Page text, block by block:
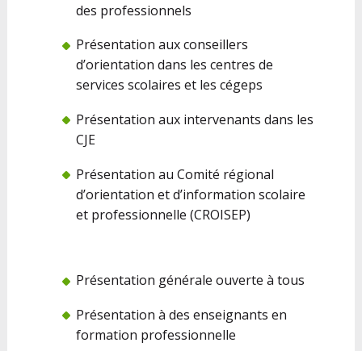
des professionnels
Présentation aux conseillers
d’orientation dans les centres de
services scolaires et les cégeps
Présentation aux intervenants dans les
CJE
Présentation au Comité régional
d’orientation et d’information scolaire
et professionnelle (CROISEP)
Présentation générale ouverte à tous
Présentation à des enseignants en
formation professionnelle